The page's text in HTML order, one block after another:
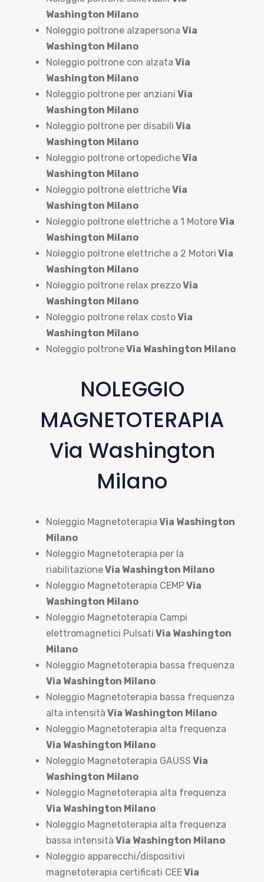
Washington Milano
Noleggio poltrone alzapersona Via
Washington Milano
Noleggio poltrone con alzata Via
Washington Milano
Noleggio poltrone per anziani Via
Washington Milano
Noleggio poltrone per disabili Via
Washington Milano
Noleggio poltrone ortopedicheVia
Washington Milano
Noleggio poltrone elettricheVia
Washington Milano
Noleggio poltrone elettriche a 1 MotoreVia
Washington Milano
Noleggio poltrone elettriche a 2 Motori Via
Washington Milano
Noleggio poltrone relax prezzoVia
Washington Milano
Noleggio poltrone relax costoVia
Washington Milano
Noleggio poltroneVia Washington Milano
NOLEGGIO
MAGNETOTERAPIA
Via Washington
Milano
Noleggio Magnetoterapia Via Washington
Milano
Noleggio Magnetoterapia per la
riabilitazioneVia Washington Milano
Noleggio Magnetoterapia CEMPVia
Washington Milano
Noleggio Magnetoterapia Campi
elettromagnetici Pulsati Via Washington
Milano
Noleggio Magnetoterapia bassa frequenza
Via Washington Milano
Noleggio Magnetoterapia bassa frequenza
alta intensità Via Washington Milano
Noleggio Magnetoterapia alta frequenza
Via Washington Milano
Noleggio Magnetoterapia GAUSS Via
Washington Milano
Noleggio Magnetoterapia alta frequenza
Via Washington Milano
Noleggio Magnetoterapia alta frequenza
bassa intensità Via Washington Milano
Noleggio apparecchi/dispositivi
magnetoterapia certificati CEEVia